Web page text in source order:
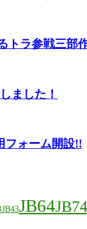
トラ参戦三部
ました！
フォーム開設!!
JB43JB64JB74